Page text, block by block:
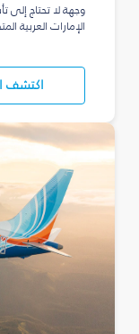
وجهة لا تحتاج إلى
الإمارات العربية
اكتشف